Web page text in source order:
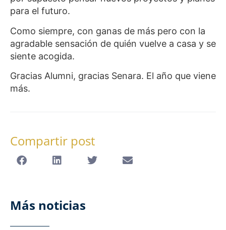
para el futuro.
Como siempre, con ganas de más pero con la
agradable sensación de quién vuelve a casa y se
siente acogida.
Gracias Alumni, gracias Senara. El año que viene
más.
Compartir post
Más noticias